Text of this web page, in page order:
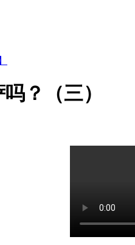
？（三）